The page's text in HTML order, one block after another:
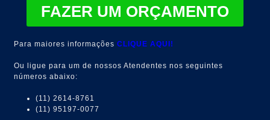
FAZER UM ORÇAMENTO
Para maiores informaçõesCLIQUE AQUI!
Ou ligue para um de nossos Atendentes nos seguintes
números abaixo:
(11) 2614-8761
(11) 95197-0077